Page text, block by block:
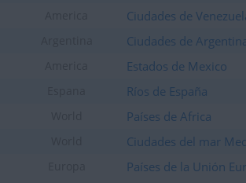
Ciudades de
Ciudades de
Estados de Mexico
Ríos de España
Países de Africa
Ciudades del mar
Países de la Unión